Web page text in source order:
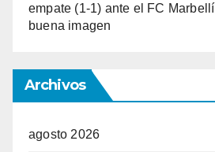
empate (1-1) ante el FC
buena imagen
Archivos
agosto 2026